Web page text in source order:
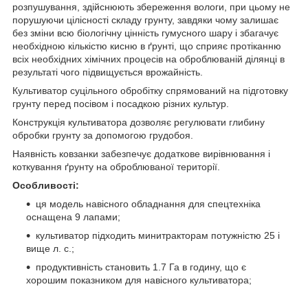
розпушування, здійснюють збереження вологи, при цьому не
порушуючи цілісності складу грунту, завдяки чому залишає
без зміни всю біологічну цінність гумусного шару і збагачує
необхідною кількістю кисню в ґрунті, що сприяє протіканню
всіх необхідних хімічних процесів на оброблюваній ділянці в
результаті чого підвищується врожайність.
Культиватор суцільного обробітку спрямований на підготовку
грунту перед посівом і посадкою різних культур.
Конструкція культиватора дозволяє регулювати глибину
обробки грунту за допомогою грудобоя.
Наявність ковзанки забезпечує додаткове вирівнювання і
коткування ґрунту на оброблюваної території.
Особливості:
ця модель навісного обладнання для спецтехніка
оснащена 9 лапами;
культиватор підходить минитракторам потужністю 25 і
вище л. с.;
продуктивність становить 1.7 Га в годину, що є
хорошим показником для навісного культиватора;